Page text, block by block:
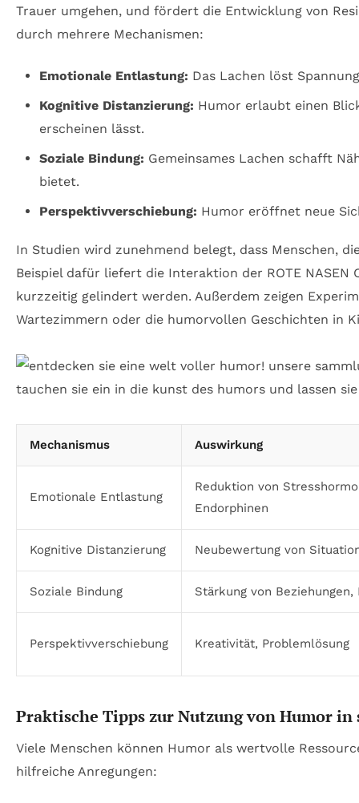
Trauer umgehen, und fördert die Entwicklung von
durch mehrere Mechanismen:
Emotionale Entlastung: Das Lachen löst
Kognitive Distanzierung: Humor erlaubt einen
erscheinen lässt.
Soziale Bindung: Gemeinsames Lachen schafft
bietet.
Perspektivverschiebung: Humor eröffnet neue
In Studien wird zunehmend belegt, dass Menschen,
Beispiel dafür liefert die Interaktion der ROTE
kurzzeitig gelindert werden. Außerdem zeigen
Wartezimmern oder die humorvollen Geschichten in
Mechanismus Auswirkung
Emotionale Entlastung
Reduktion von
Endorphinen
Kognitive Distanzierung Neubewertung von
Soziale Bindung Stärkung von
Perspektivverschiebung Kreativität, Problemlösung
Praktische Tipps zur Nutzung von Humor in
Viele Menschen können Humor als wertvolle
hilfreiche Anregungen: